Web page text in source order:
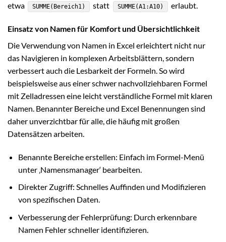
etwa
SUMME(Bereich1) statt SUMME(A1:A10) erlaubt.
Einsatz von Namen für Komfort und Übersichtlichkeit
Die Verwendung von Namen in Excel erleichtert nicht nur
das Navigieren in komplexen Arbeitsblättern, sondern
verbessert auch die Lesbarkeit der Formeln. So wird
beispielsweise aus einer schwer nachvollziehbaren Formel
mit Zelladressen eine leicht verständliche Formel mit klaren
Namen. Benannter Bereiche und Excel Benennungen sind
daher unverzichtbar für alle, die häufig mit großen
Datensätzen arbeiten.
Benannte Bereiche erstellen: Einfach im Formel-Menü
unter ‚Namensmanager‘ bearbeiten.
Direkter Zugriff: Schnelles Auffinden und Modifizieren
von spezifischen Daten.
Verbesserung der Fehlerprüfung: Durch erkennbare
Namen Fehler schneller identifizieren.